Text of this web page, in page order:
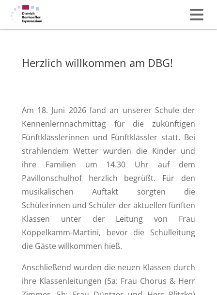
Herzlich willkommen am DBG!
Am 18. Juni 2026 fand an unserer Schule der
Kennenlernnachmittag für die zukünftigen
Fünftklässlerinnen und Fünftklässler statt. Bei
strahlendem Wetter wurden die Kinder und
ihre Familien um 14.30 Uhr auf dem
Pavillonschulhof herzlich begrüßt. Für den
musikalischen Auftakt sorgten die
Schülerinnen und Schüler der aktuellen fünften
Klassen unter der Leitung von Frau
Koppelkamm-Martini, bevor die Schulleitung
die Gäste willkommen hieß.
Anschließend wurden die neuen Klassen durch
ihre Klassenleitungen (5a: Frau Chorus & Herr